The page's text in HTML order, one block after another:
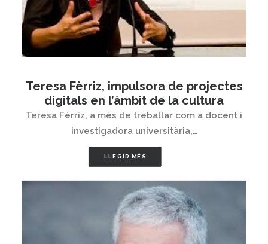
Teresa Fèrriz, impulsora de projectes
digitals en l’àmbit de la cultura
Teresa Fèrriz, a més de treballar com a docent i
investigadora universitària,…
LLEGIR MÉS